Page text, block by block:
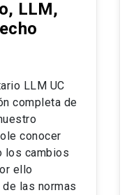
LLM,
LLM UC
completa de
conocer
los cambios
ello
las normas